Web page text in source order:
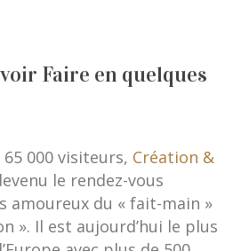
Faire en quelques
000 visiteurs, Création &
le rendez-vous
amoureux du « fait-main »
». Il est aujourd’hui le plus